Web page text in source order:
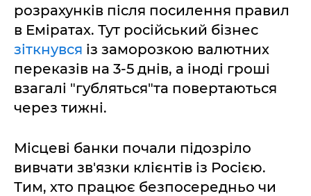
розрахунків після посилення правил
в Еміратах. Тут російський бізнес
зіткнувся із заморозкою валютних
переказів на 3-5 днів, а іноді гроші
взагалі "губляться"та повертаються
через тижні.
Місцеві банки почали підозріло
вивчати зв'язки клієнтів із Росією.
Тим, хто працює безпосередньо чи